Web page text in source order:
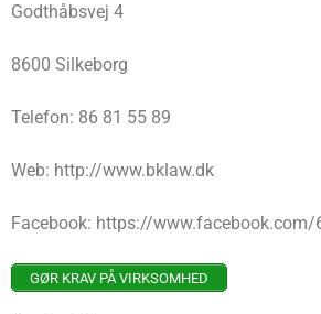
Godthåbsvej 4
8600 Silkeborg
Telefon: 86 81 55 89
Web: http://www.bklaw.dk
Facebook: https://
GØR KRAV PÅ VIRKSOMHED